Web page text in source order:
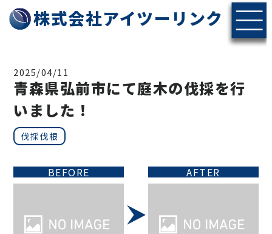
株式会社アイツーリンク
2025/04/11
青森県弘前市にて庭木の伐採を行
いました！
伐採伐根
BEFORE AFTER